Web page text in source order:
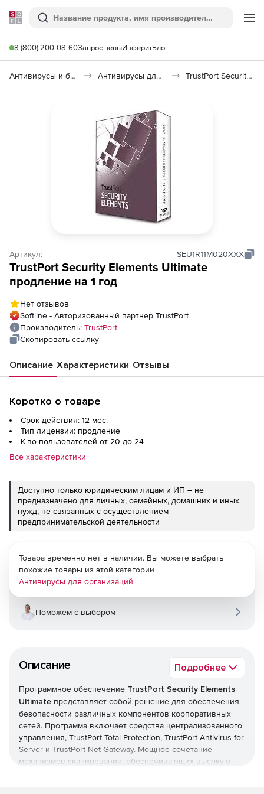
Softline
Поиск
8 (800) 200-08-60Запрос ценыИнферитБлог
Антивирусы и безопасность Антивирусы для организаций TrustPort Security Elements Ultimate
Артикул: SEU1R11M020XXX
TrustPort Security Elements Ultimate
продление на 1 год
Нет отзывов
Softline - Авторизованный партнер TrustPort
Производитель: TrustPort
Скопировать ссылку
Описание Характеристики Отзывы
Коротко о товаре
Срок действия: 12 мес.
Тип лицензии: продление
К-во пользователей от 20 до 24
Все характеристики
Доступно только юридическим лицам и ИП – не
предназначено для личных, семейных, домашних и иных
нужд, не связанных с осуществлением
предпринимательской деятельности
Описание Подробнее
Программное обеспечение TrustPort Security Elements
Ultimate представляет собой решение для обеспечения
безопасности различных компонентов корпоративных
сетей. Программа включает средства централизованного
управления, TrustPort Total Protection, TrustPort Antivirus for
Server и TrustPort Net Gateway. Мощное сочетание
механизмов сканирования, обеспечивающих высокую
Товара временно нет в наличии. Вы можете выбрать
похожие товары из этой категории
Антивирусы для организаций
Поможем с выбором